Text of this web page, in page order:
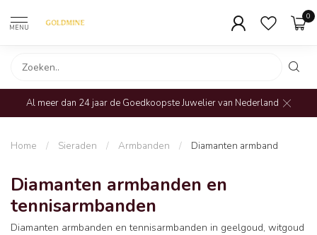
MENU
0
Al meer dan 24 jaar de Goedkoopste Juwelier van Nederland
Home / Sieraden / Armbanden / Diamanten armband
Diamanten armbanden en
tennisarmbanden
Diamanten armbanden en tennisarmbanden in geelgoud, witgoud